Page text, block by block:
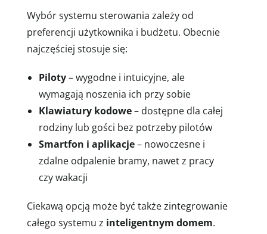
Wybór systemu sterowania zależy od
preferencji użytkownika i budżetu. Obecnie
najczęściej stosuje się:
Piloty– wygodne i intuicyjne, ale
wymagają noszenia ich przy sobie
Klawiatury kodowe– dostępne dla całej
rodziny lub gości bez potrzeby pilotów
Smartfon i aplikacje– nowoczesne i
zdalne odpalenie bramy, nawet z pracy
czy wakacji
Ciekawą opcją może być także zintegrowanie
całego systemu z inteligentnym domem.